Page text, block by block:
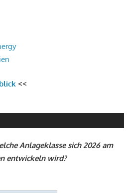
<<
Anlageklasse sich 2026 am
entwickeln wird?